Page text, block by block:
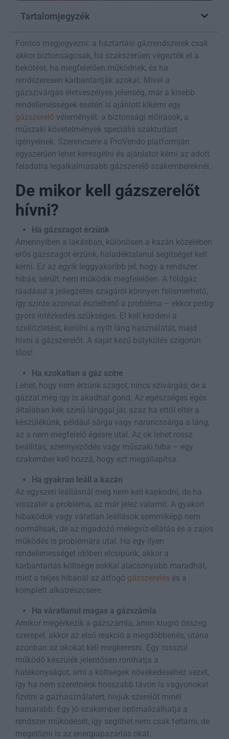
Tartalomjegyzék
Fontos megjegyezni: a háztartási gázrendszerek csak
akkor biztonságosak, ha szakszerűen végezték el a
bekötést, ha megfelelően működnek, és ha
rendszeresen karbantartják azokat. Mivel a
gázszivárgás életveszélyes jelenség, már a kisebb
rendellenességek esetén is ajánlott kikérni egy
gázszerelő véleményét: a biztonsági előírások, a
műszaki követelmények speciális szaktudást
igényelnek. Szerencsére a ProVendo platformján
egyszerűen lehet keresgélni és ajánlatot kérni az adott
feladatra legalkalmasabb gázszerelő szakembereknél.
De mikor kell gázszerelőt
hívni?
Ha gázszagot érzünk
Amennyiben a lakásban, különösen a kazán közelében
erős gázszagot érzünk, haladéktalanul segítséget kell
kérni. Ez az egyik leggyakoribb jel, hogy a rendszer
hibás, sérült, nem működik megfelelően. A földgáz
ráadásul a jellegzetes szagáról könnyen felismerhető,
így szinte azonnal észlelhető a probléma – ekkor pedig
gyors intézkedés szükséges. El kell kezdeni a
szellőztetést, kerülni a nyílt láng használatát, majd
hívni a gázszerelőt. A saját kezű bütykölés szigorún
tilos!
Ha szokatlan a gáz színe
Lehet, hogy nem érzünk szagot, nincs szivárgás, de a
gázzal még így is akadhat gond. Az egészséges égés
általában kék színű lánggal jár, azaz ha ettől eltér a
készülékünk, például sárga vagy narancssárga a láng,
az a nem megfelelő égésre utal. Az ok lehet rossz
beállítás, szennyeződés vagy műszaki hiba – egy
szakember kell hozzá, hogy ezt megállapítsa.
Ha gyakran leáll a kazán
Az egyszeri leállásnál még nem kell kapkodni, de ha
visszatér a probléma, az már jelez valamit. A gyakori
hibakódok vagy váratlan leállások semmiképp nem
normálisak, de az ingadozó melegvíz-ellátás és a zajos
működés is problémára utal. Ha egy ilyen
rendellenességet időben elcsípünk, akkor a
karbantartás költsége sokkal alacsonyabb maradhat,
mint a teljes hibánál az átfogó gázszerelés és a
komplett alkatrészcsere.
Ha váratlanul magas a gázszámla
Amikor megérkezik a gázszámla, amin kiugró összeg
szerepel, akkor az első reakció a megdöbbenés, utána
azonban az okokat kell megkeresni. Egy rosszul
működő készülék jelentősen ronthatja a
hatékonyságot, ami a költségek növekedéséhez vezet,
így ha nem szeretnénk hosszabb távon is vagyonokat
fizetni a gázhasználatért, hívjuk szerelőt minél
hamarabb. Egy jó szakember optimalizálhatja a
rendszer működését, így segíthet nem csak feltárni, de
megelőzni is az energiapazarlás okát.